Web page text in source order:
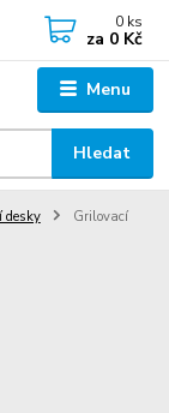
Menu
Hledat
0 ks
za 0 Kč
desky
Grilovací